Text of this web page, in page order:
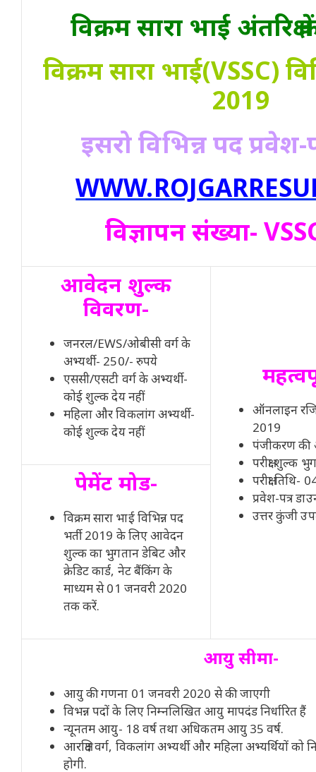
विक्रम सारा भाई अंतरिक्ष
विक्रम सारा भाई(VSSC)
2019
इसरो विभिन्न पद प्रवेश-
विज्ञापन संख्या-
आवेदन शुल्क
विवरण-
जनरल/EWS/ओबीसी वर्ग के
अभ्यर्थी- 250/- रुपये
एससी/एसटी वर्ग के अभ्यर्थी-
कोई शुल्क देय नहीं
महिला और विकलांग अभ्यर्थी-
कोई शुल्क देय नहीं
ऑनलाइन
2019
पंजीकरण की
परीक्षा शुल्क
परीक्षा
प्रवेश-पत्र
उत्तर कुंजी
पेमेंट मोड-
विक्रम सारा भाई विभिन्न पद
भर्ती 2019 के लिए आवेदन
शुल्क का भुगतान डेबिट और
क्रेडिट कार्ड, नेट बैंकिंग के
माध्यम से 01 जनवरी 2020
तक करें.
आयु सीमा-
आयु की गणना 01 जनवरी 2020 से की जाएगी
विभन्न पदों के लिए निम्नलिखित आयु मापदंड निर्धारित हैं
न्यूनतम आयु- 18 वर्ष तथा अधिकतम आयु 35 वर्ष.
आरक्षित वर्ग, विकलांग अभ्यर्थी और महिला अभ्यर्थियों
होगी.